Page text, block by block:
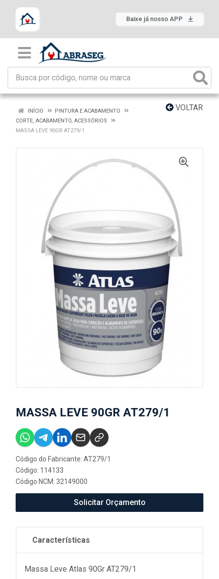
Baixe já nosso APP
VOLTAR
INÍCIO
PINTURA E ACABAMENTO
CORTE, ACABAMENTO, ACESSÓRIOS
MASSA LEVE 90GR AT279/1
MASSA LEVE 90GR AT279/1
Código do Fabricante: AT279/1
Código: 114133
Código NCM: 32149000
Solicitar Orçamento
Características
Massa Leve Atlas 90Gr AT279/1